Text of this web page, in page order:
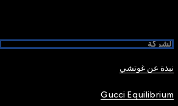
الشركة
نبذة عن غوتشي
Gucci Equilibrium